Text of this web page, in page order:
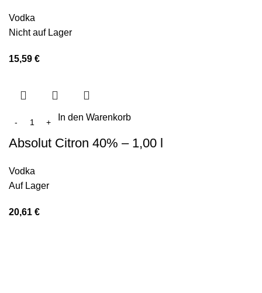
Vodka
Nicht auf Lager
15,59 €
In den Warenkorb
Absolut Citron 40% – 1,00 l
Vodka
Auf Lager
20,61 €